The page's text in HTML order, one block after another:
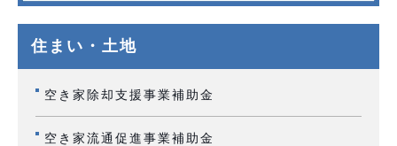
住まい・土地
空き家除却支援事業補助金
空き家流通促進事業補助金